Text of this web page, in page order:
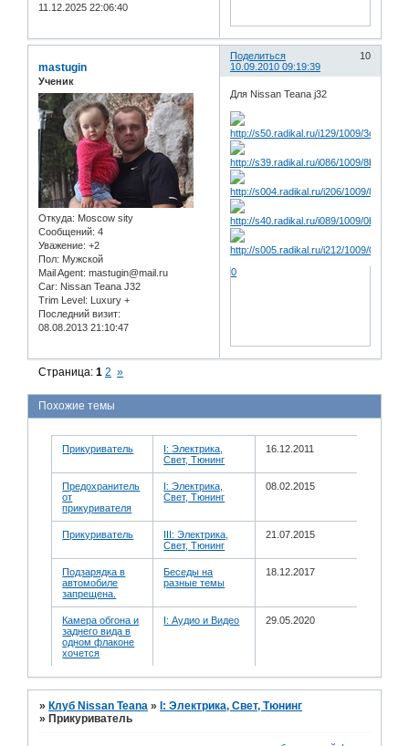
11.12.2025 22:06:40
Поделиться
10
10.09.2010 09:19:39
mastugin
Ученик
Откуда: Moscow sity
Сообщений: 4
Уважение: +2
Пол: Мужской
Mail Agent: mastugin@mail.ru
Car: Nissan Teana J32
Trim Level: Luxury +
Последний визит:
08.08.2013 21:10:47
Для Nissan Teana j32
0
Страница:1 2 »
Похожие темы
Прикуриватель
I: Электрика,
Свет, Тюнинг
16.12.2011
Предохранитель
от
прикуривателя
I: Электрика,
Свет, Тюнинг
08.02.2015
Прикуриватель
III: Электрика,
Свет, Тюнинг
21.07.2015
Подзарядка в
автомобиле
запрещена.
Беседы на
разные темы
18.12.2017
Камера обгона и
заднего вида в
одном флаконе
хочется
I: Аудио и Bидео 29.05.2020
» Клуб Nissan Teana » I: Электрика, Свет, Тюнинг
» Прикуриватель